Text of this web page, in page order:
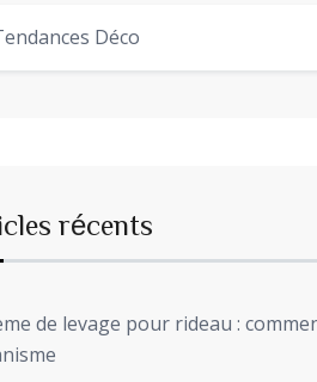
Déco
récents
de levage pour rideau :